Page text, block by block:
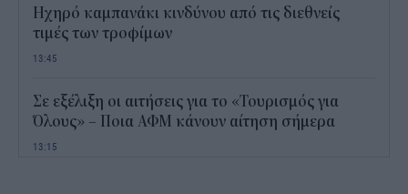
Ηχηρό καμπανάκι κινδύνου από τις διεθνείς
τιμές των τροφίμων
13:45
Σε εξέλιξη οι αιτήσεις για το «Τουρισμός για
Όλους» – Ποια ΑΦΜ κάνουν αίτηση σήμερα
13:15